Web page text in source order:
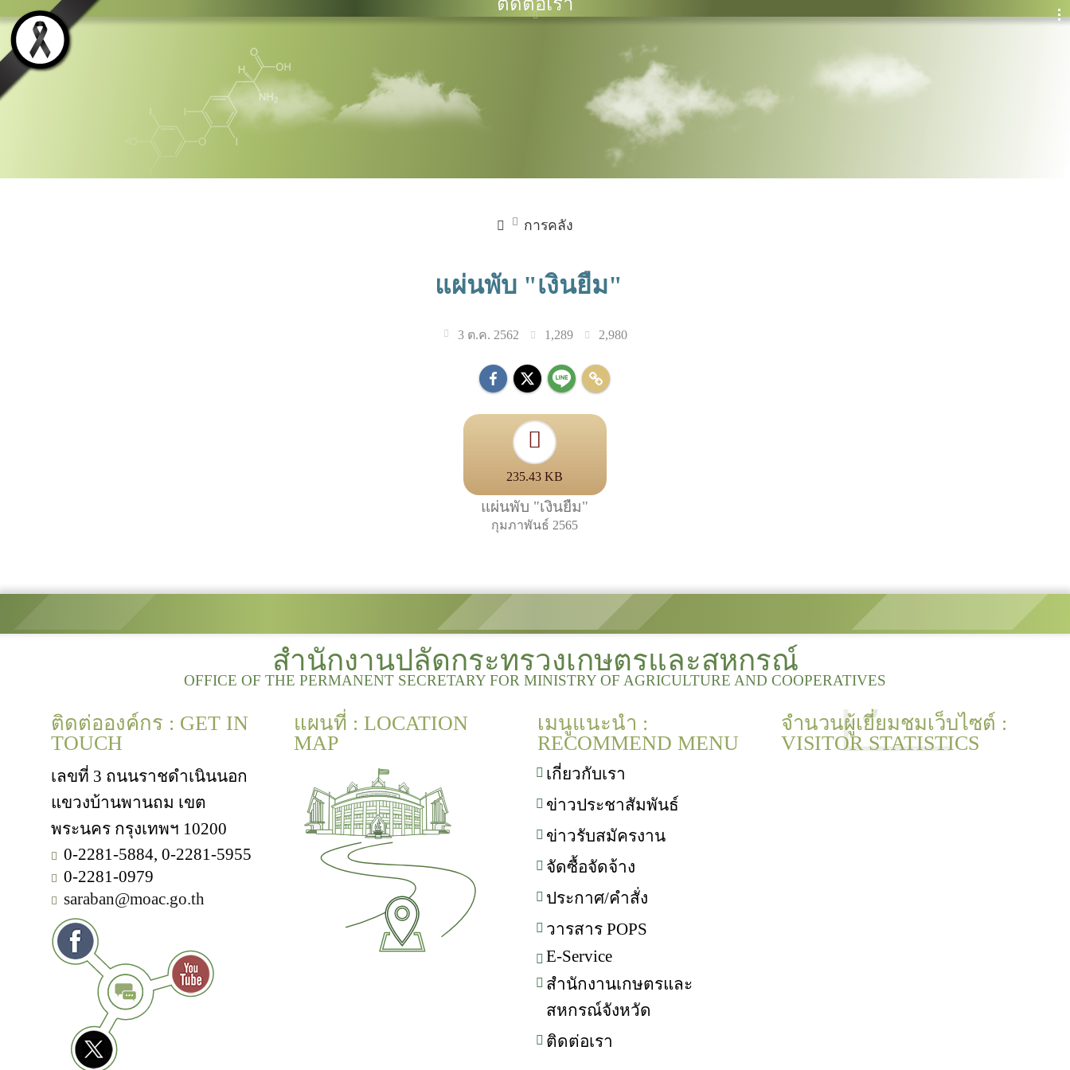
การคลัง
แผ่นพับ "เงินยืม"
3 ต.ค. 2562 1,289 2,980
235.43 KB
แผ่นพับ "เงินยืม"
กุมภาพันธ์ 2565
สำนักงานปลัดกระทรวงเกษตรและสหกรณ์
OFFICE OF THE PERMANENT SECRETARY FOR MINISTRY OF AGRICULTURE AND COOPERATIVES
ติดต่อองค์กร : GET IN
TOUCH
เลขที่ 3 ถนนราชดำเนินนอก
แขวงบ้านพานถม เขต
พระนคร กรุงเทพฯ 10200
0-2281-5884, 0-2281-5955
0-2281-0979
saraban@moac.go.th
แผนที่ : LOCATION
MAP
เมนูแนะนำ :
RECOMMEND MENU
เกี่ยวกับเรา
ข่าวประชาสัมพันธ์
ข่าวรับสมัครงาน
จัดซื้อจัดจ้าง
ประกาศ/คำสั่ง
วารสาร POPS
E-Service
สำนักงานเกษตรและ
สหกรณ์จังหวัด
ติดต่อเรา
จำนวนผู้เยี่ยมชมเว็บไซต์ :
VISITOR STATISTICS